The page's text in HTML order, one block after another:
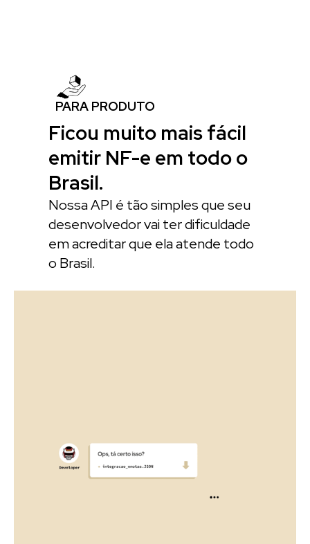
PARA PRODUTO
Ficou muito mais fácil
emitir NF-e em todo o
Brasil.
Nossa API é tão simples que seu
desenvolvedor vai ter dificuldade
em acreditar que ela atende todo
o Brasil.